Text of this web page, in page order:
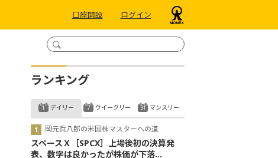
口座開設 ログイン
ランキング
デイリー
岡元兵八郎の米国株マスターへの道
スペースＸ［SPCX］上場後初の決算発
表、数字は良かったが株価が下落...
ウイークリー マンスリー